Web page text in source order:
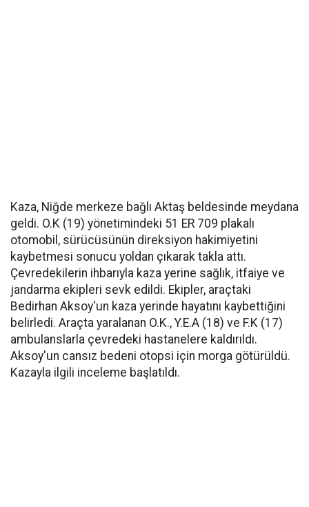
Kaza, Niğde merkeze bağlı Aktaş beldesinde meydana
geldi. O.K (19) yönetimindeki 51 ER 709 plakalı
otomobil, sürücüsünün direksiyon hakimiyetini
kaybetmesi sonucu yoldan çıkarak takla attı.
Çevredekilerin ihbarıyla kaza yerine sağlık, itfaiye ve
jandarma ekipleri sevk edildi. Ekipler, araçtaki
Bedirhan Aksoy'un kaza yerinde hayatını kaybettiğini
belirledi. Araçta yaralanan O.K., Y.E.A (18) ve F.K (17)
ambulanslarla çevredeki hastanelere kaldırıldı.
Aksoy'un cansız bedeni otopsi için morga götürüldü.
Kazayla ilgili inceleme başlatıldı.